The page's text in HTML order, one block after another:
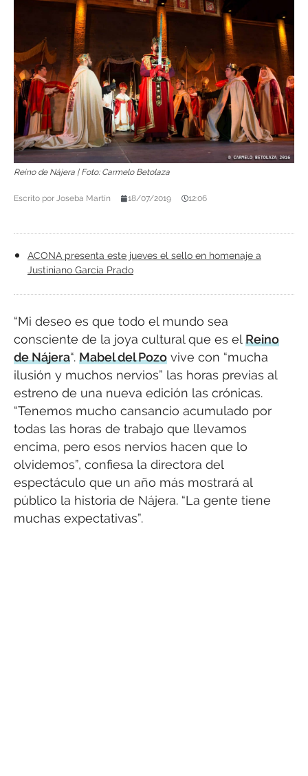
Reino de Nájera | Foto: Carmelo Betolaza
Escrito por Joseba Martín 18/07/2019 12:06
ACONA presenta este jueves el sello en homenaje a
Justiniano García Prado
“Mi deseo es que todo el mundo sea
consciente de la joya cultural que es el Reino
de Nájera“. Mabel del Pozo vive con “mucha
ilusión y muchos nervios” las horas previas al
estreno de una nueva edición las crónicas.
“Tenemos mucho cansancio acumulado por
todas las horas de trabajo que llevamos
encima, pero esos nervios hacen que lo
olvidemos”, confiesa la directora del
espectáculo que un año más mostrará al
público la historia de Nájera. “La gente tiene
muchas expectativas”.